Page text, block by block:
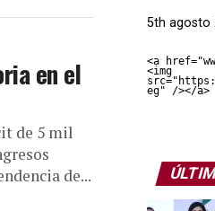
en el
de 5 mil
de...
5th agosto
<a
<img
eg" /></a>